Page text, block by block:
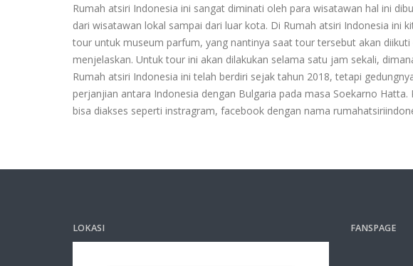
Rumah atsiri Indonesia ini sangat diminati oleh para wisatawan hal ini
dari wisatawan lokal sampai dari luar kota. Di Rumah atsiri Indonesia ini
tour untuk museum parfum, yang nantinya saat tour tersebut akan
menjelaskan. Untuk tour ini akan dilakukan selama satu jam sekali,
Rumah atsiri Indonesia ini telah berdiri sejak tahun 2018, tetapi
perjanjian antara Indonesia dengan Bulgaria pada masa Soekarno
bisa diakses seperti instragram, facebook dengan nama
LOKASI FANSPAGE